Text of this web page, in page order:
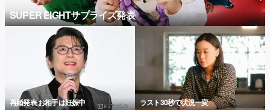
SUPER EIGHTサプライズ発表
再婚発表 お相手は妊娠中 ラスト30秒で状況一変